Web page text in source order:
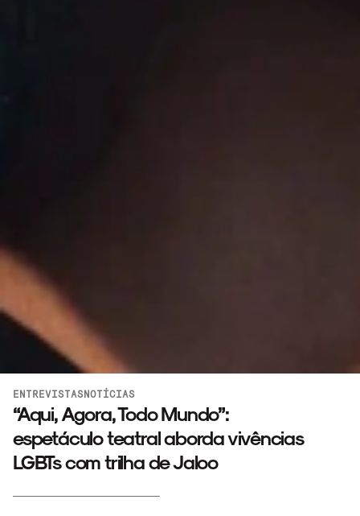
ENTREVISTASNOTÍCIAS
“Aqui, Agora, Todo Mundo”:
espetáculo teatral aborda vivências
LGBTs com trilha de Jaloo